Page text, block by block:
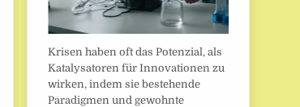
Krisen haben oft das Potenzial, als
Katalysatoren für Innovationen zu
wirken, indem sie bestehende
Paradigmen und gewohnte